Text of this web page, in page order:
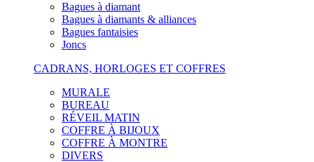
Bagues à diamant
Bagues à diamants & alliances
Bagues fantaisies
Joncs
CADRANS, HORLOGES ET COFFRES
MURALE
BUREAU
RÉVEIL MATIN
COFFRE À BIJOUX
COFFRE À MONTRE
DIVERS